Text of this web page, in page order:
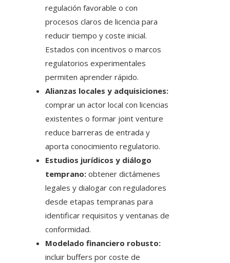
regulación favorable o con
procesos claros de licencia para
reducir tiempo y coste inicial.
Estados con incentivos o marcos
regulatorios experimentales
permiten aprender rápido.
Alianzas locales y adquisiciones:
comprar un actor local con licencias
existentes o formar joint venture
reduce barreras de entrada y
aporta conocimiento regulatorio.
Estudios jurídicos y diálogo
temprano: obtener dictámenes
legales y dialogar con reguladores
desde etapas tempranas para
identificar requisitos y ventanas de
conformidad.
Modelado financiero robusto:
incluir buffers por coste de